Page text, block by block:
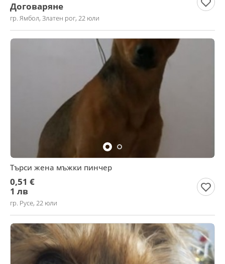
Договаряне
гр. Ямбол, Златен рог, 22 юли
Търси жена мъжки пинчер
0,51 €
1 лв
гр. Русе, 22 юли